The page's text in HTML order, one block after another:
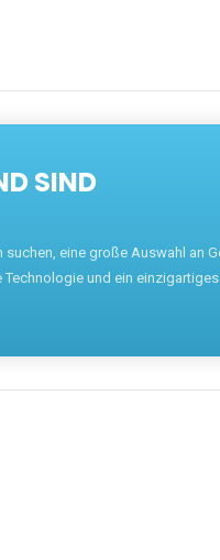
SIND
eine große Auswahl an
und ein